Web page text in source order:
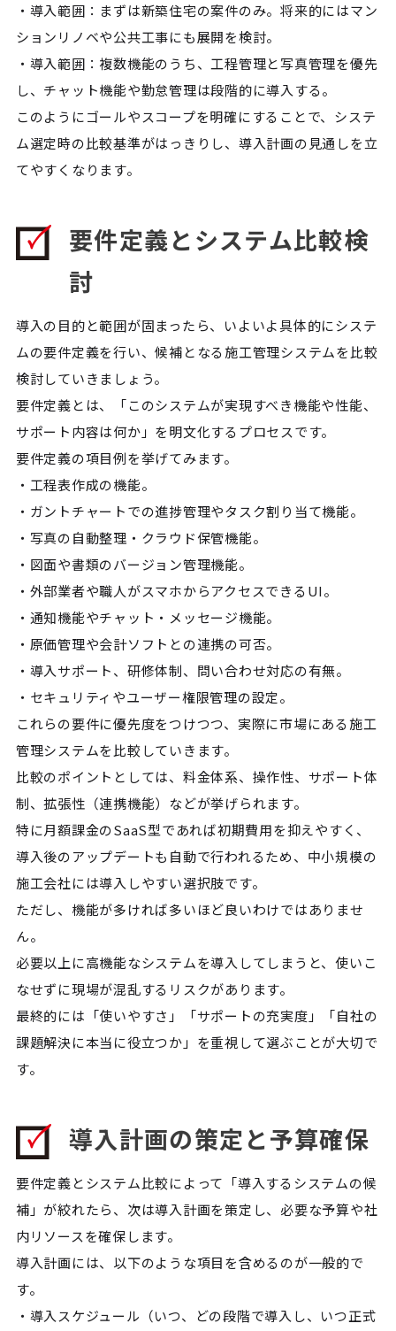
・導入範囲：まずは新築住宅の案件のみ。将来的にはマン
ションリノベや公共工事にも展開を検討。
・導入範囲：複数機能のうち、工程管理と写真管理を優先
し、チャット機能や勤怠管理は段階的に導入する。
このようにゴールやスコープを明確にすることで、システ
ム選定時の比較基準がはっきりし、導入計画の見通しを立
てやすくなります。
要件定義とシステム比較検
討
導入の目的と範囲が固まったら、いよいよ具体的にシステ
ムの要件定義を行い、候補となる施工管理システムを比較
検討していきましょう。
要件定義とは、「このシステムが実現すべき機能や性能、
サポート内容は何か」を明文化するプロセスです。
要件定義の項目例を挙げてみます。
・工程表作成の機能。
・ガントチャートでの進捗管理やタスク割り当て機能。
・写真の自動整理・クラウド保管機能。
・図面や書類のバージョン管理機能。
・外部業者や職人がスマホからアクセスできるUI。
・通知機能やチャット・メッセージ機能。
・原価管理や会計ソフトとの連携の可否。
・導入サポート、研修体制、問い合わせ対応の有無。
・セキュリティやユーザー権限管理の設定。
これらの要件に優先度をつけつつ、実際に市場にある施工
管理システムを比較していきます。
比較のポイントとしては、料金体系、操作性、サポート体
制、拡張性（連携機能）などが挙げられます。
特に月額課金のSaaS型であれば初期費用を抑えやすく、
導入後のアップデートも自動で行われるため、中小規模の
施工会社には導入しやすい選択肢です。
ただし、機能が多ければ多いほど良いわけではありませ
ん。
必要以上に高機能なシステムを導入してしまうと、使いこ
なせずに現場が混乱するリスクがあります。
最終的には「使いやすさ」「サポートの充実度」「自社の
課題解決に本当に役立つか」を重視して選ぶことが大切で
す。
導入計画の策定と予算確保
要件定義とシステム比較によって「導入するシステムの候
補」が絞れたら、次は導入計画を策定し、必要な予算や社
内リソースを確保します。
導入計画には、以下のような項目を含めるのが一般的で
す。
・導入スケジュール（いつ、どの段階で導入し、いつ正式